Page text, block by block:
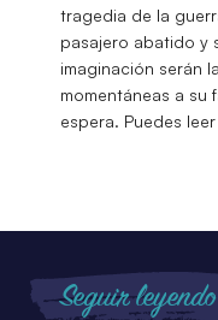
tragedia de la
pasajero abatido y
imaginación serán
momentáneas a su
espera. Puedes leer
Seguir leyendo